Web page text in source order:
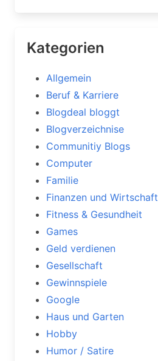
Kategorien
Allgemein
Beruf & Karriere
Blogdeal bloggt
Blogverzeichnise
Communitiy Blogs
Computer
Familie
Finanzen und Wirtschaft
Fitness & Gesundheit
Games
Geld verdienen
Gesellschaft
Gewinnspiele
Google
Haus und Garten
Hobby
Humor / Satire